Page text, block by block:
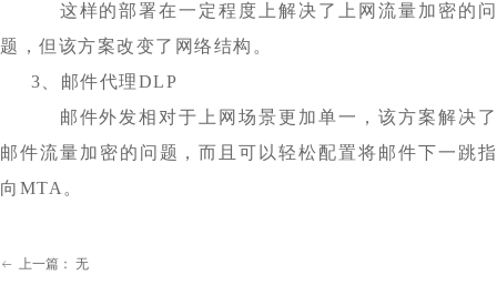
这样的部署在一定程度上解决了上网流量加密的问
题，但该方案改变了网络结构。
3、邮件代理DLP
邮件外发相对于上网场景更加单一，该方案解决了
邮件流量加密的问题，而且可以轻松配置将邮件下一跳指
向MTA。
ꂃ 上一篇： 无